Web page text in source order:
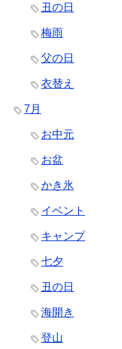
丑の日
梅雨
父の日
衣替え
7月
お中元
お盆
かき氷
イベント
キャンプ
七夕
丑の日
海開き
登山